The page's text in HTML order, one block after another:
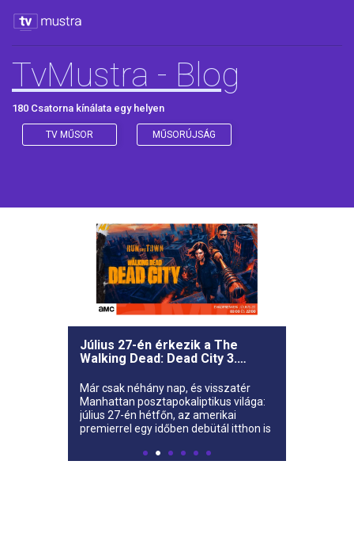
TvMustra - Blog
180 Csatorna kínálata egy helyen
TV MŰSOR MŰSORÚJSÁG
Július 27-én érkezik a The
Walking Dead: Dead City 3.
Már csak néhány nap, és visszatér
Manhattan posztapokaliptikus világa:
július 27-én hétfőn, az amerikai
premierrel egy időben debütál itthon is
City harmadik évada.